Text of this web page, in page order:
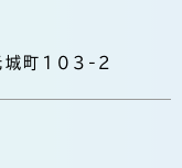
城町103-2